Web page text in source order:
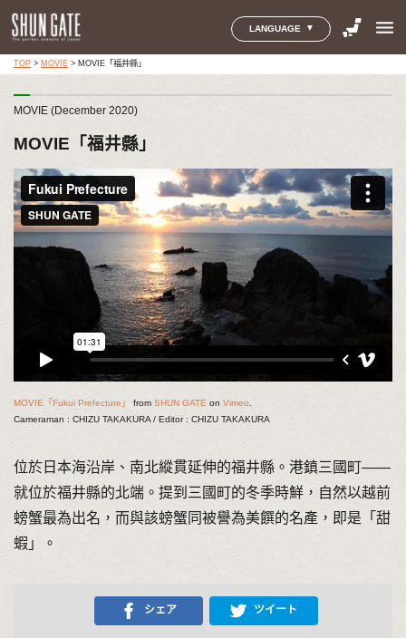
LANGUAGE menu
TOP> MOVIE> MOVIE「福井縣」
MOVIE (December 2020)
MOVIE「福井縣」
MOVIE「Fukui Prefecture」 from SHUN GATEon Vimeo.
Cameraman : CHIZU TAKAKURA / Editor : CHIZU TAKAKURA
位於日本海沿岸、南北縱貫延伸的福井縣。港鎮三國町――
就位於福井縣的北端。提到三國町的冬季時鮮，自然以越前
螃蟹最為出名，而與該螃蟹同被譽為美饌的名產，即是「甜
蝦」。
シェア ツイート